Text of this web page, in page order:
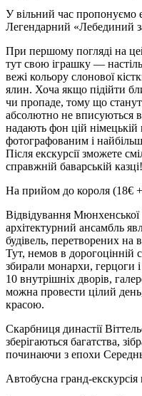
У вільний час пропонуємо
Легендарний «Лебединий
При першому погляді на
тут свою іграшку —
вежі кольору слонової
ялин. Хоча якщо підійти
чи пропаде, тому що
абсолютно не вписуються в
надають фон цій німецькій
фотографованим і
Після екскурсії зможете
справжній баварській
На прийом до короля (18€
Відвідування Мюнхенської
архітектурний ансамбль
будівель, перетворених
Тут, немов в дорогоцінній
збирали монархи, герцоги
10 внутрішніх дворів,
можна провести цілий
красою.
Скарбниця династії
зберігаються багатства,
починаючи з епохи
Автобусна гранд-